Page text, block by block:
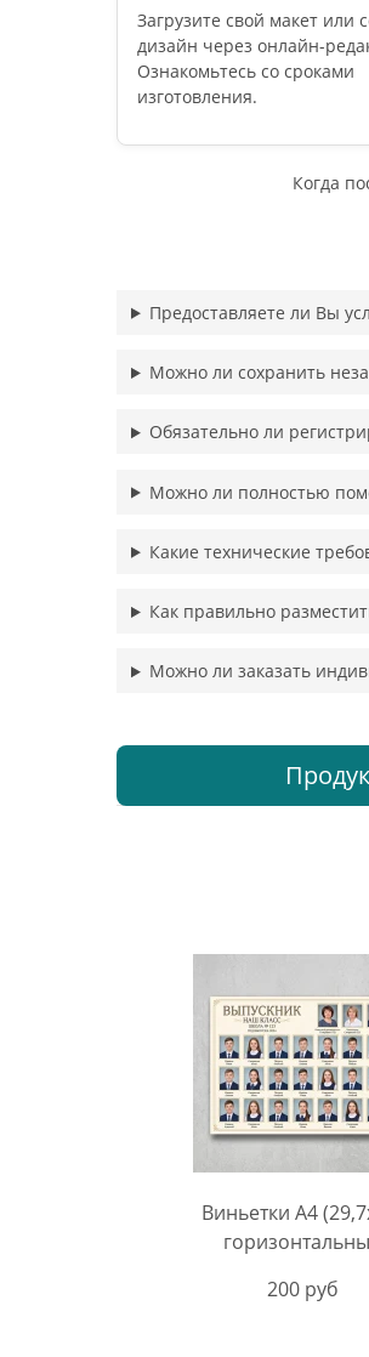
Загрузите свой макет или
дизайн через онлайн-
Ознакомьтесь со сроками
изготовления.
Когда
Предоставляете ли Вы
Можно ли сохранить
Обязательно ли
Можно ли полностью
Какие технические
Как правильно
Можно ли заказать
Виньетки А4
200 руб